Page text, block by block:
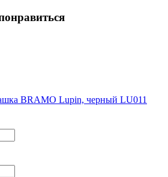
BRAMO Lupin, черный LU011